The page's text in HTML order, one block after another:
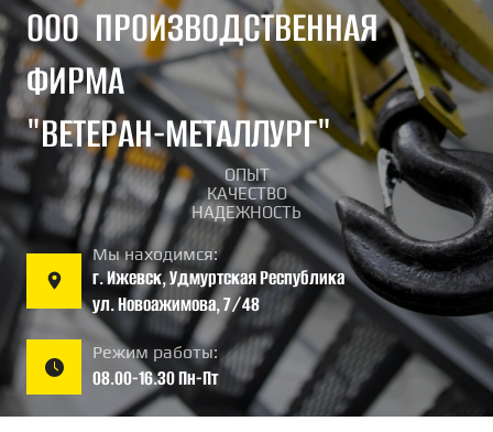
ООО ПРОИЗВОДСТВЕННАЯ
ФИРМА
"ВЕТЕРАН-МЕТАЛЛУРГ"
ОПЫТ
КАЧЕСТВО
НАДЕЖНОСТЬ
Мы находимся:
г. Ижевск, Удмуртская Республика
ул. Новоажимова, 7/48
Режим работы:
08.00-16.30 Пн-Пт